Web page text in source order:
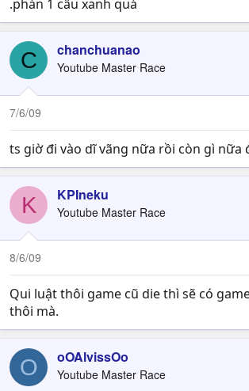
.phán 1 câu xanh quá
C chanchuanao
Youtube Master Race
7/6/09
ts giờ đi vào dĩ vãng nữa rồi còn gì nữa
K KPIneku
Youtube Master Race
8/6/09
Qui luật thôi game cũ die thì sẽ có
thôi mà.
O oOAlvissOo
Youtube Master Race